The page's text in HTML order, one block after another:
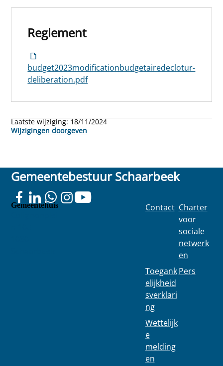
Reglement
budget2023modificationbudgetairedeclotur-
deliberation.pdf
Laatste wijziging: 18/11/2024
Wijzigingen doorgeven
Gemeentebestuur Schaarbeek
Gemeentehuis Contact
Toegank
elijkheid
sverklari
ng
Wettelijk
e
melding
en
Charter
voor
sociale
netwerk
en
Pers